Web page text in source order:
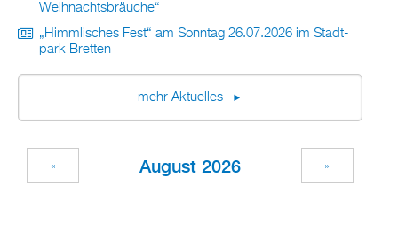
Weih­nachts­bräu­che“
„Himm­li­sches Fest“ am Sonn­tag 26.07.2026 im Stadt­
park Brett­en
mehr Ak­tu­el­les
Au­gust 2026
« »